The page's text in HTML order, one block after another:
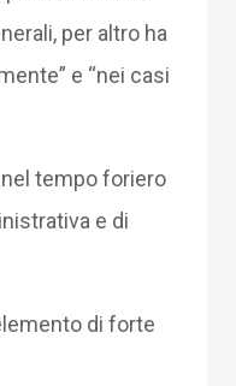
per altro ha
e “nei casi
tempo foriero
e di
di forte